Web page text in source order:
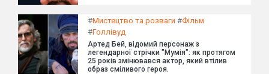
#Мистецтво та розваги #Фільм
#Голлівуд
Артед Бей, відомий персонаж з
легендарної стрічки "Мумія": як протягом
25 років змінювався актор, який втілив
образ сміливого героя.